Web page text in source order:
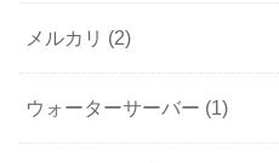
メルカリ (2)
ウォーターサーバー (1)